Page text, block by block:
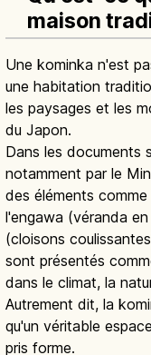
maison
Une kominka n'est
une habitation
les paysages et les
du Japon.
Dans les documents
notamment par le
des éléments
l'engawa (véranda
(cloisons
sont présentés
dans le climat, la
Autrement dit, la
qu'un véritable
pris forme.